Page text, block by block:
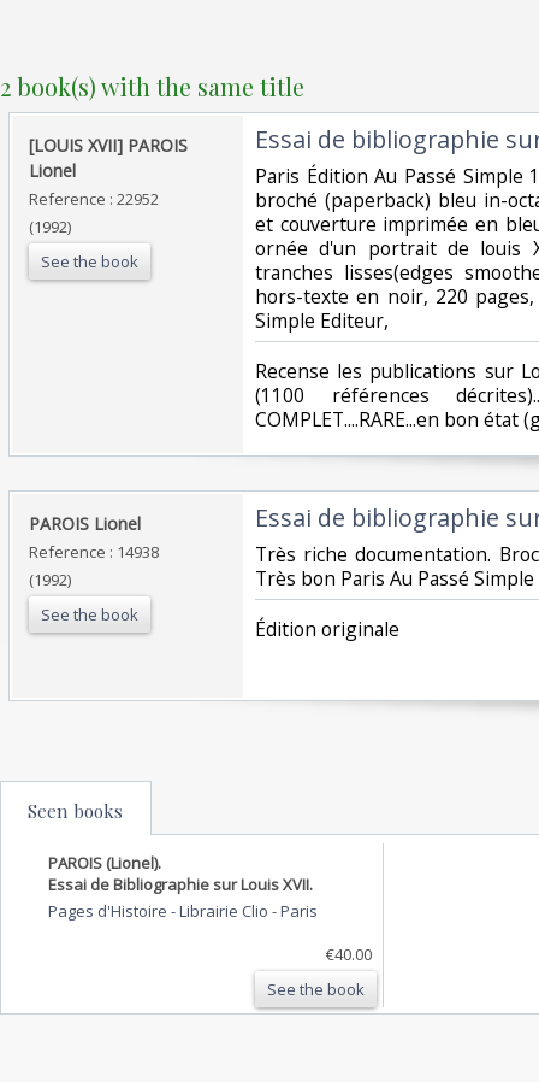
2 book(s) with the same title
‎[LOUIS XVII] PAROIS
Lionel‎
Reference : 22952
(1992)
See the book
‎Essai de bibliographie
‎Paris Édition Au Passé
broché (paperback) bleu in-
et couverture imprimée en
ornée d'un portrait de louis
tranches lisses(edges
hors-texte en noir, 220
Simple Editeur, ‎
‎Recense les publications sur
(1100 références
COMPLET....RARE...en bon
‎PAROIS Lionel‎
Reference : 14938
(1992)
See the book
‎Essai de bibliographie
‎Très riche documentation.
Très bon Paris Au Passé
‎Édition originale‎
Seen books
PAROIS (Lionel).
Essai de Bibliographie sur Louis XVII.
Pages d'Histoire - Librairie Clio -Paris
€40.00
See the book